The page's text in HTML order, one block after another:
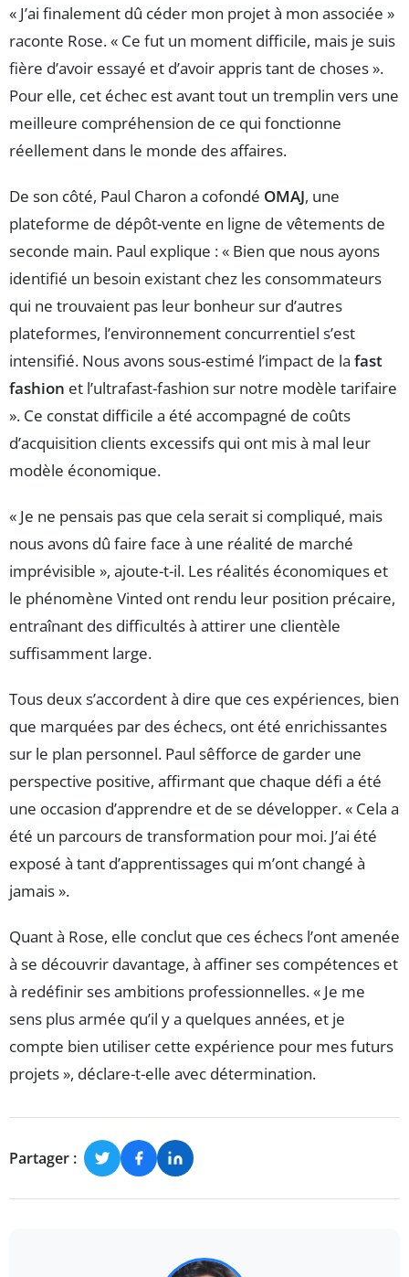
« J’ai finalement dû céder mon projet à mon associée »
raconte Rose. « Ce fut un moment difficile, mais je suis
fière d’avoir essayé et d’avoir appris tant de choses ».
Pour elle, cet échec est avant tout un tremplin vers une
meilleure compréhension de ce qui fonctionne
réellement dans le monde des affaires.
De son côté, Paul Charon a cofondé OMAJ, une
plateforme de dépôt-vente en ligne de vêtements de
seconde main. Paul explique : « Bien que nous ayons
identifié un besoin existant chez les consommateurs
qui ne trouvaient pas leur bonheur sur d’autres
plateformes, l’environnement concurrentiel s’est
intensifié. Nous avons sous-estimé l’impact de la fast
fashion et l’ultrafast-fashion sur notre modèle tarifaire
». Ce constat difficile a été accompagné de coûts
d’acquisition clients excessifs qui ont mis à mal leur
modèle économique.
« Je ne pensais pas que cela serait si compliqué, mais
nous avons dû faire face à une réalité de marché
imprévisible », ajoute-t-il. Les réalités économiques et
le phénomène Vinted ont rendu leur position précaire,
entraînant des difficultés à attirer une clientèle
suffisamment large.
Tous deux s’accordent à dire que ces expériences, bien
que marquées par des échecs, ont été enrichissantes
sur le plan personnel. Paul sêfforce de garder une
perspective positive, affirmant que chaque défi a été
une occasion d’apprendre et de se développer. « Cela a
été un parcours de transformation pour moi. J’ai été
exposé à tant d’apprentissages qui m’ont changé à
jamais ».
Quant à Rose, elle conclut que ces échecs l’ont amenée
à se découvrir davantage, à affiner ses compétences et
à redéfinir ses ambitions professionnelles. « Je me
sens plus armée qu’il y a quelques années, et je
compte bien utiliser cette expérience pour mes futurs
projets », déclare-t-elle avec détermination.
Partager :